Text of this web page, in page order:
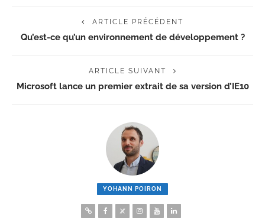
ARTICLE PRÉCÉDENT
Qu’est-ce qu’un environnement de développement ?
ARTICLE SUIVANT
Microsoft lance un premier extrait de sa version d’IE10
YOHANN POIRON